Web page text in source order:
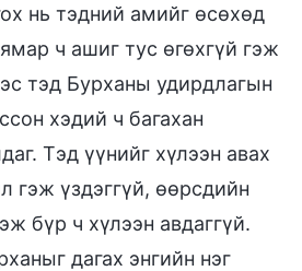
нь тэдний амийг өсөхөд
ч ашиг тус өгөхгүй гэж
тэд Бурханы удирдлагын
хэдий ч багахан
Тэд үүнийг хүлээн авах
гэж үздэггүй, өөрсдийн
бүр ч хүлээн авдаггүй.
дагах энгийн нэг